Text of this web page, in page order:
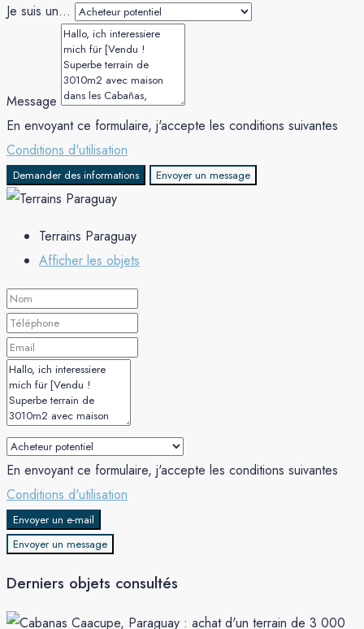
Je suis un...
Message
En envoyant ce formulaire, j'accepte les conditions suivantes
Conditions d'utilisation
Demander des informations Envoyer un message
Terrains Paraguay
Afficher les objets
En envoyant ce formulaire, j'accepte les conditions suivantes
Conditions d'utilisation
Envoyer un e-mail
Envoyer un message
Derniers objets consultés